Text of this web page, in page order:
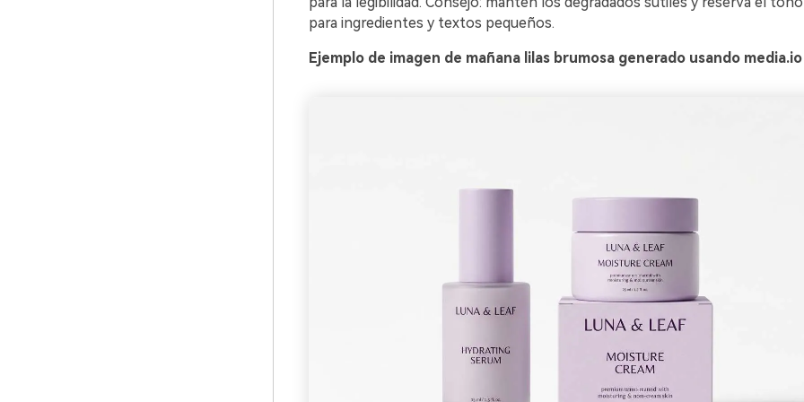
para ingredientes y textos pequeños.
Ejemplo de imagen de mañana lilas brumosa generado usando media.io